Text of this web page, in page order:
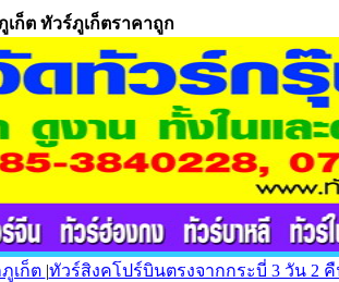
ก็ต ทัวร์ภูเก็ตราคาถูก
เก็ต |ทัวร์สิงคโปร์บินตรงจากกระบี่ 3 วัน 2